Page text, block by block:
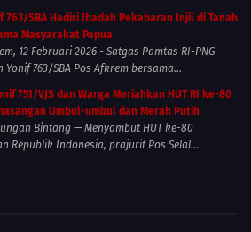
763/SBA Hadiri Ibadah Pekabaran Injil di Tanah
Masyarakat Papua
12 Februari 2026 - Satgas Pamtas RI-PNG
Yonif 763/SBA Pos Afkrem bersama...
751/VJS dan Warga Meriahkan HUT RI ke-80
Umbul-umbul dan Merah Putih
Bintang — Menyambut HUT ke-80
Republik Indonesia, prajurit Pos Selal...